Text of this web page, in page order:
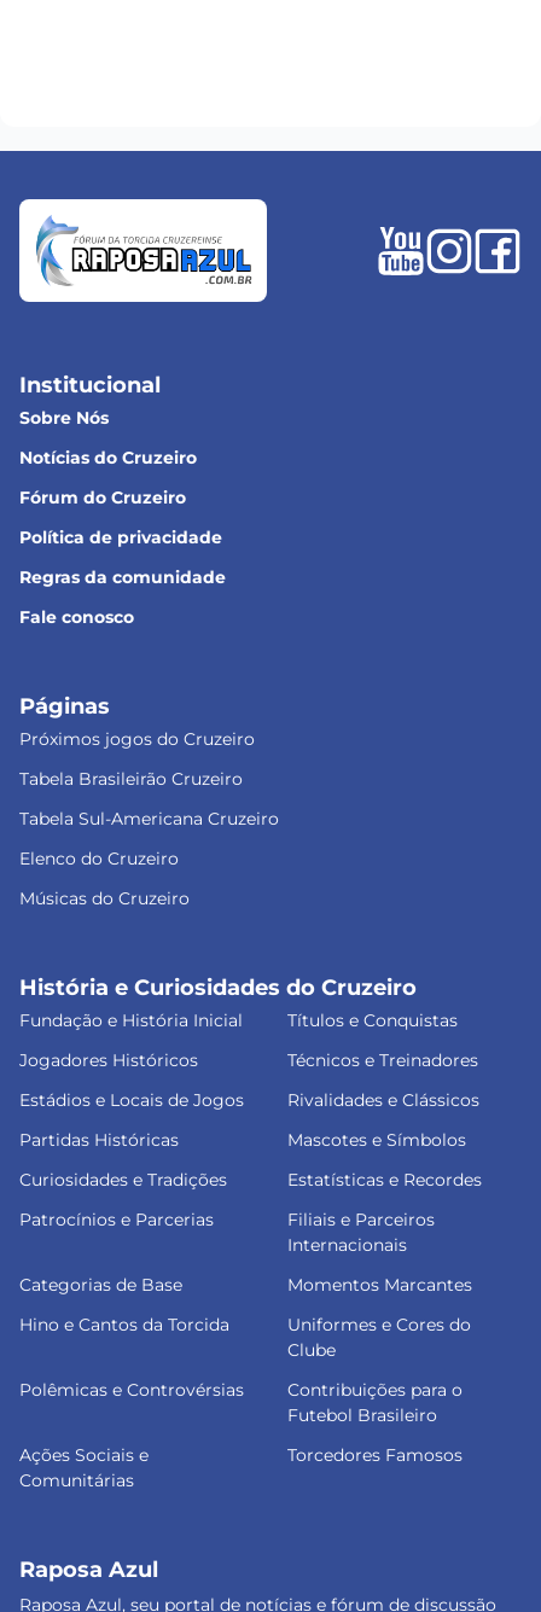
Institucional
Sobre Nós
Notícias do Cruzeiro
Fórum do Cruzeiro
Política de privacidade
Regras da comunidade
Fale conosco
Páginas
Próximos jogos do Cruzeiro
Tabela Brasileirão Cruzeiro
Tabela Sul-Americana Cruzeiro
Elenco do Cruzeiro
Músicas do Cruzeiro
História e Curiosidades do Cruzeiro
Fundação e História Inicial
Títulos e Conquistas
Jogadores Históricos
Técnicos e Treinadores
Estádios e Locais de Jogos
Rivalidades e Clássicos
Partidas Históricas
Mascotes e Símbolos
Curiosidades e Tradições
Estatísticas e Recordes
Patrocínios e Parcerias
Filiais e Parceiros
Internacionais
Categorias de Base
Momentos Marcantes
Hino e Cantos da Torcida
Uniformes e Cores do
Clube
Polêmicas e Controvérsias
Contribuições para o
Futebol Brasileiro
Ações Sociais e
Comunitárias
Torcedores Famosos
Raposa Azul
Raposa Azul, seu portal de notícias e fórum de discussão